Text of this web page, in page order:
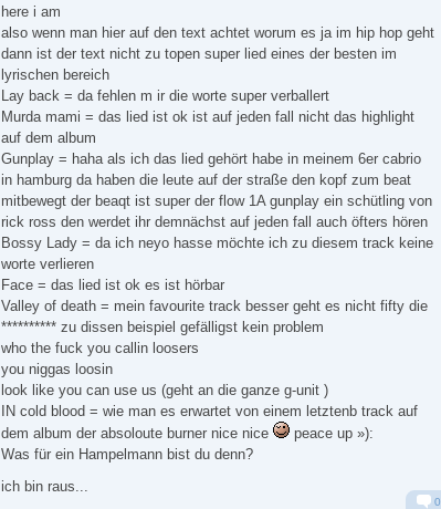
here i am
also wenn man hier auf den text achtet worum es ja im hip hop geht
dann ist der text nicht zu topen super lied eines der besten im
lyrischen bereich
Lay back = da fehlen m ir die worte super verballert
Murda mami = das lied ist ok ist auf jeden fall nicht das highlight
auf dem album
Gunplay = haha als ich das lied gehört habe in meinem 6er cabrio
in hamburg da haben die leute auf der straße den kopf zum beat
mitbewegt der beaqt ist super der flow 1A gunplay ein schütling von
rick ross den werdet ihr demnächst auf jeden fall auch öfters hören
Bossy Lady = da ich neyo hasse möchte ich zu diesem track keine
worte verlieren
Face = das lied ist ok es ist hörbar
Valley of death = mein favourite track besser geht es nicht fifty die
********** zu dissen beispiel gefälligst kein problem
who the fuck you callin loosers
you niggas loosin
look like you can use us (geht an die ganze g-unit )
IN cold blood = wie man es erwartet von einem letztenb track auf
dem album der absoloute burner nice nice
peace up »):
Was für ein Hampelmann bist du denn?
ich bin raus...
0